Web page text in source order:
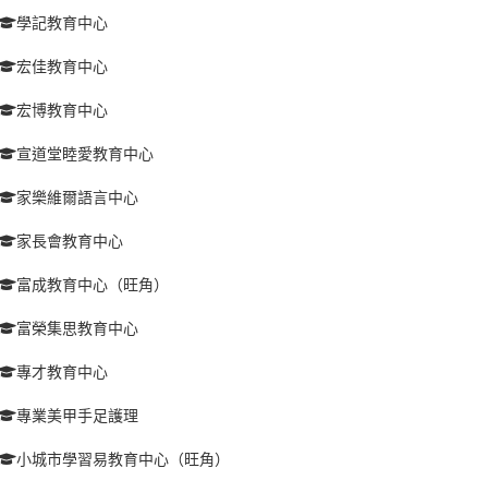
學記教育中心
宏佳教育中心
宏博教育中心
宣道堂睦愛教育中心
家樂維爾語言中心
家長會教育中心
富成教育中心（旺角）
富榮集思教育中心
專才教育中心
專業美甲手足護理
小城市學習易教育中心（旺角）